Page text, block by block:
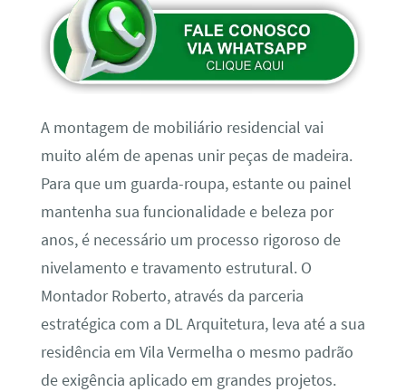
A montagem de mobiliário residencial vai
muito além de apenas unir peças de madeira.
Para que um guarda-roupa, estante ou painel
mantenha sua funcionalidade e beleza por
anos, é necessário um processo rigoroso de
nivelamento e travamento estrutural. O
Montador Roberto, através da parceria
estratégica com a DL Arquitetura, leva até a sua
residência em Vila Vermelha o mesmo padrão
de exigência aplicado em grandes projetos.